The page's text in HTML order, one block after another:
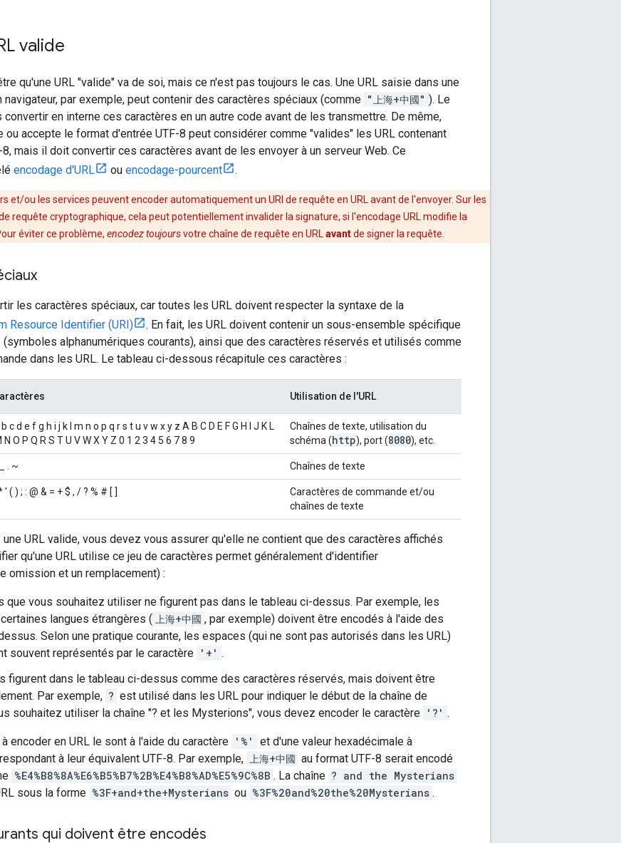
valide
qu'une URL "valide" va de soi, mais ce n'est pas toujours le cas. Une URL saisie dans une
navigateur, par exemple, peut contenir des caractères spéciaux (comme "上海+中國" ). Le
en interne ces caractères en un autre code avant de les transmettre. De même,
ou accepte le format d'entrée UTF-8 peut considérer comme "valides" les URL contenant
mais il doit convertir ces caractères avant de les envoyer à un serveur Web. Ce
encodage d'URL ou encodage-pourcent .
et/ou les services peuvent encoder automatiquement un URI de requête en URL avant de l'envoyer. Sur les
requête cryptographique, cela peut potentiellement invalider la signature, si l'encodage URL modifie la
éviter ce problème, encodez toujoursvotre chaîne de requête en URL avantde signer la requête.
les caractères spéciaux, car toutes les URL doivent respecter la syntaxe de la
Resource Identifier (URI)
. En fait, les URL doivent contenir un sous-ensemble spécifique
(symboles alphanumériques courants), ainsi que des caractères réservés et utilisés comme
dans les URL. Le tableau ci-dessous récapitule ces caractères :
Utilisation de l'URL
c d e f g h i j k l m n o p q r s t u v w x y z A B C D E F G H I J K L
N O P Q R S T U V W X Y Z 0 1 2 3 4 5 6 7 8 9
Chaînes de texte, utilisation du
schéma (http), port (8080), etc.
. ~ Chaînes de texte
' ( ) ; : @ & = + $ , / ? % # [ ]
Caractères de commande et/ou
chaînes de texte
URL valide, vous devez vous assurer qu'elle ne contient que des caractères affichés
qu'une URL utilise ce jeu de caractères permet généralement d'identifier
omission et un remplacement) :
que vous souhaitez utiliser ne figurent pas dans le tableau ci-dessus. Par exemple, les
langues étrangères ( 上海+中國 , par exemple) doivent être encodés à l'aide des
Selon une pratique courante, les espaces (qui ne sont pas autorisés dans les URL)
souvent représentés par le caractère '+' .
figurent dans le tableau ci-dessus comme des caractères réservés, mais doivent être
Par exemple, ? est utilisé dans les URL pour indiquer le début de la chaîne de
souhaitez utiliser la chaîne "? et les Mysterions", vous devez encoder le caractère '?' .
encoder en URL le sont à l'aide du caractère '%'
et d'une valeur hexadécimale à
à leur équivalent UTF-8. Par exemple, 上海+中國 au format UTF-8 serait encodé
%E4%B8%8A%E6%B5%B7%2B%E4%B8%AD%E5%9C%8B . La chaîne ? and the Mysterians
sous la forme %3F+and+the+Mysterians ou %3F%20and%20the%20Mysterians .
qui doivent être encodés